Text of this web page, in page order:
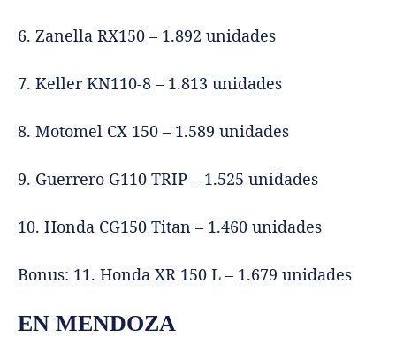
6. Zanella RX150 – 1.892 unidades
7. Keller KN110-8 – 1.813 unidades
8. Motomel CX 150 – 1.589 unidades
9. Guerrero G110 TRIP – 1.525 unidades
10. Honda CG150 Titan – 1.460 unidades
Bonus: 11. Honda XR 150 L – 1.679 unidades
EN MENDOZA